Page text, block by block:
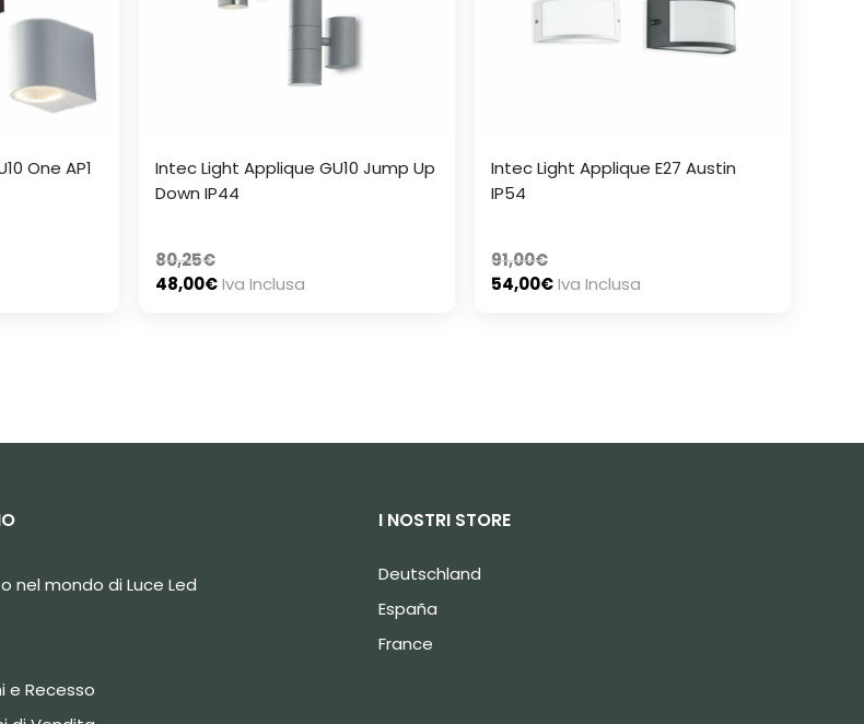
One AP1
Intec Light Applique GU10 Jump Up
Down IP44
80,25€
48,00€Iva Inclusa
Intec Light Applique E27 Austin
IP54
91,00€
54,00€Iva Inclusa
nel mondo di Luce Led
e Recesso
I NOSTRI STORE
Deutschland
España
France